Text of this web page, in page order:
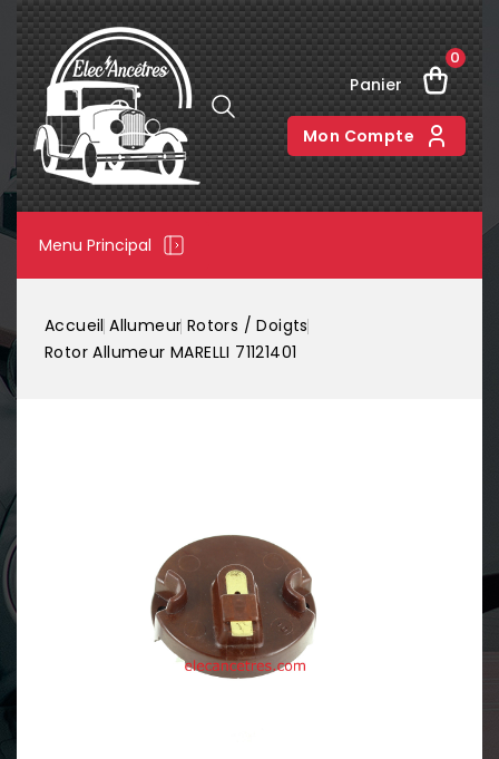
Panier
0
Mon Compte
Menu Principal
Accueil Allumeur Rotors / Doigts
Rotor Allumeur MARELLI 71121401